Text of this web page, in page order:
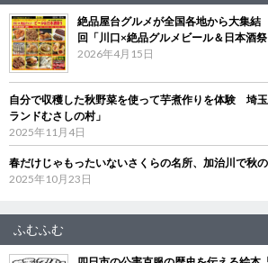
絶品屋台グルメが全国各地から大集
回「川口×絶品グルメビール＆日本酒
2026年4月15日
自分で収穫した秋野菜を使って芋煮作りを体験 埼
ランドむさしの村」
2025年11月4日
春だけじゃもったいないさくらの名所、加治川で秋
2025年10月23日
ふむふむ